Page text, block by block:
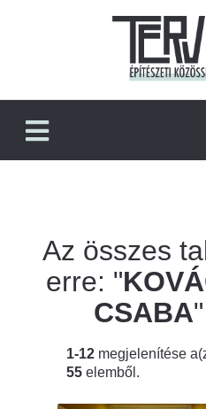
Az összes
erre: "
CSABA"
1-12 megjelenítése
55 elemből.